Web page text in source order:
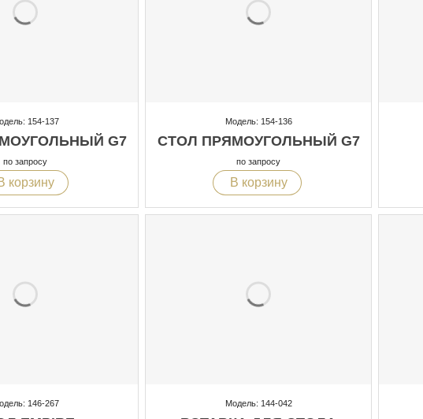
154-137
G7
по запросу
корзину
Модель: 154-136
СТОЛ ПРЯМОУГОЛЬНЫЙ G7
по запросу
В корзину
146-267 Модель: 144-042